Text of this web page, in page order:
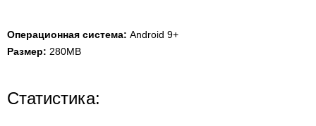
Операционная система: Android 9+
Размер: 280MB
Статистика: